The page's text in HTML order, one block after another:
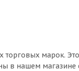
марок.
в нашем